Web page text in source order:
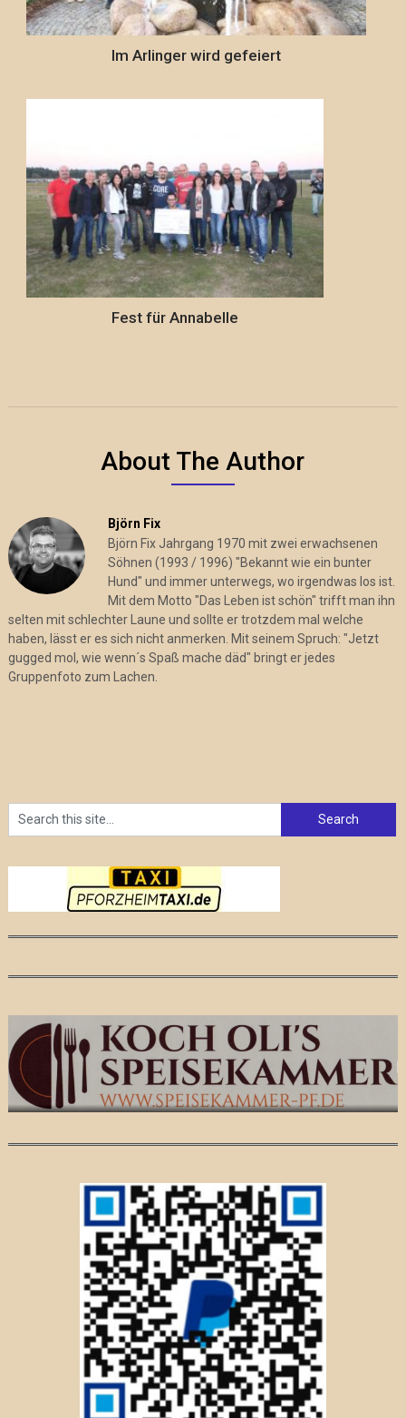
Im Arlinger wird gefeiert
Fest für Annabelle
About The Author
Björn Fix
Björn Fix Jahrgang 1970 mit zwei erwachsenen
Söhnen (1993 / 1996) "Bekannt wie ein bunter
Hund" und immer unterwegs, wo irgendwas los ist.
Mit dem Motto "Das Leben ist schön" trifft man ihn
selten mit schlechter Laune und sollte er trotzdem mal welche
haben, lässt er es sich nicht anmerken. Mit seinem Spruch: "Jetzt
gugged mol, wie wenn´s Spaß mache däd" bringt er jedes
Gruppenfoto zum Lachen.